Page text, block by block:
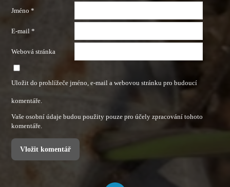
Jméno*
E-mail*
Webová stránka
Uložit do prohlížeče jméno, e-mail a webovou stránku pro budoucí
komentáře.
Vaše osobní údaje budou použity pouze pro účely zpracování tohoto
komentáře.